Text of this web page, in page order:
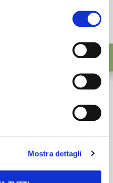
ACCETTA SELEZIONATI.
Mostra dettagli